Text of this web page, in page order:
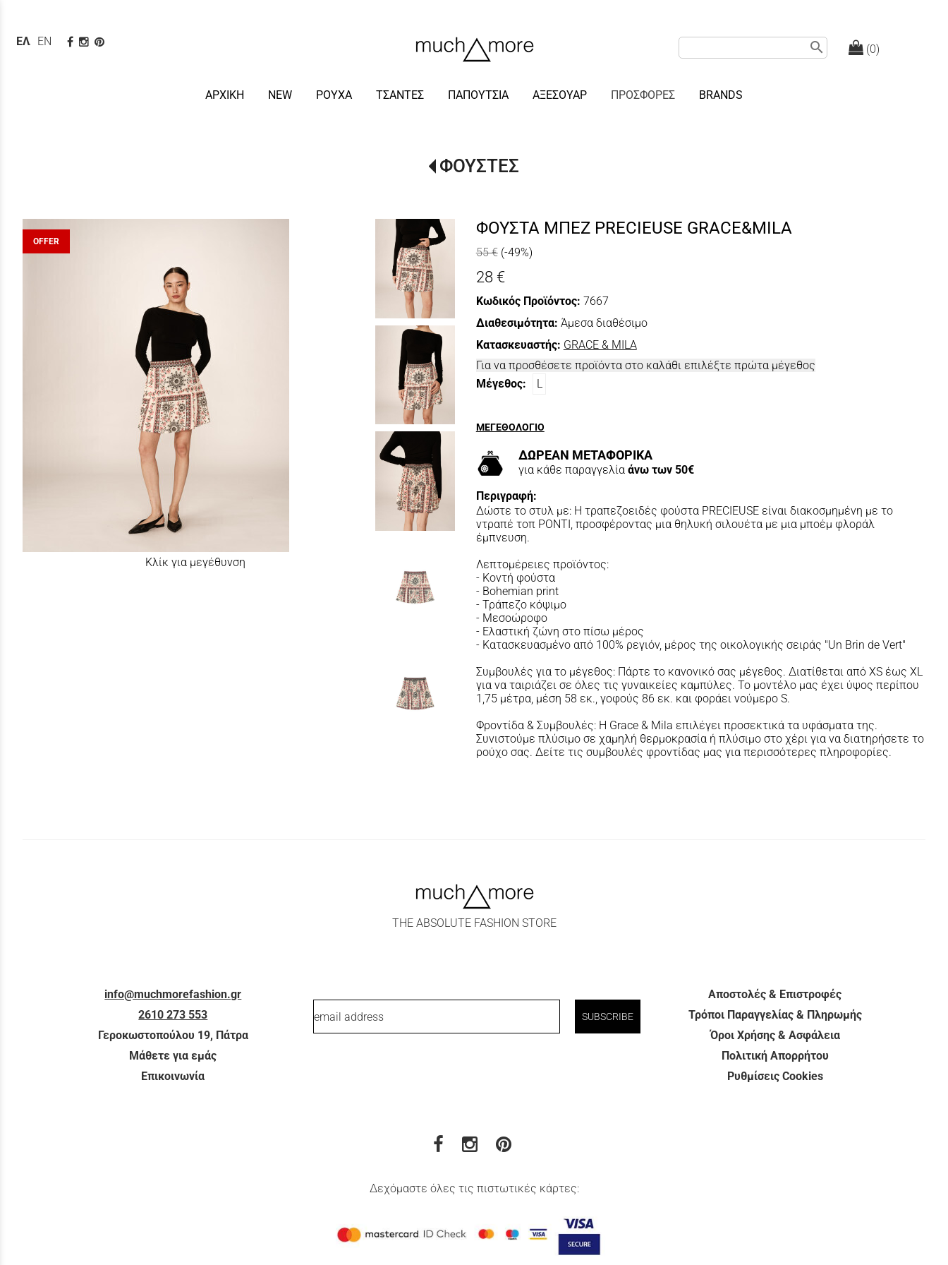
(0)
search
ΕΛΛΗΝΙΚΆ
ENGLISH
ΑΡΧΙΚΗ NEW ΡΟΥΧΑ ΤΣΑΝΤΕΣ ΠΑΠΟΥΤΣΙΑ ΑΞΕΣΟΥΑΡ ΠΡΟΣΦΟΡΕΣ BRANDS
ΦΟΥΣΤΕΣ
Κλίκ για μεγέθυνση
OFFER
ΦΟΥΣΤΑ ΜΠΕΖ PRECIEUSE GRACE&MILA
55 € (-49%)
28 €
Κωδικός Προϊόντος: 7667
Διαθεσιμότητα: Άμεσα διαθέσιμο
Κατασκευαστής: GRACE & MILA
Για να προσθέσετε προϊόντα στο καλάθι επιλέξτε πρώτα μέγεθος
Μέγεθος:
L
ΜΕΓΕΘΟΛΟΓΙΟ
ΔΩΡΕΑΝ ΜΕΤΑΦΟΡΙΚΑ
για κάθε παραγγελία άνω των 50€
Περιγραφή:
Δώστε το στυλ με: Η τραπεζοειδές φούστα PRECIEUSE είναι διακοσμημένη με το
ντραπέ τοπ PONTI, προσφέροντας μια θηλυκή σιλουέτα με μια μποέμ φλοράλ
έμπνευση.
Λεπτομέρειες προϊόντος:
- Κοντή φούστα
- Bohemian print
- Τράπεζο κόψιμο
- Μεσοώροφο
- Ελαστική ζώνη στο πίσω μέρος
- Κατασκευασμένο από 100% ρεγιόν, μέρος της οικολογικής σειράς "Un Brin de Vert"
Συμβουλές για το μέγεθος: Πάρτε το κανονικό σας μέγεθος. Διατίθεται από XS έως XL
για να ταιριάζει σε όλες τις γυναικείες καμπύλες. Το μοντέλο μας έχει ύψος περίπου
1,75 μέτρα, μέση 58 εκ., γοφούς 86 εκ. και φοράει νούμερο S.
Φροντίδα & Συμβουλές: Η Grace & Mila επιλέγει προσεκτικά τα υφάσματα της.
Συνιστούμε πλύσιμο σε χαμηλή θερμοκρασία ή πλύσιμο στο χέρι για να διατηρήσετε το
ρούχο σας. Δείτε τις συμβουλές φροντίδας μας για περισσότερες πληροφορίες.
THE ABSOLUTE FASHION STORE
info@muchmorefashion.gr
2610 273 553
Γεροκωστοπούλου 19, Πάτρα
Μάθετε για εμάς
Επικοινωνία
email address SUBSCRIBE
Αποστολές & Επιστροφές
Τρόποι Παραγγελίας & Πληρωμής
Όροι Χρήσης & Ασφάλεια
Πολιτική Απορρήτου
Ρυθμίσεις Cookies
Δεχόμαστε όλες τις πιστωτικές κάρτες: